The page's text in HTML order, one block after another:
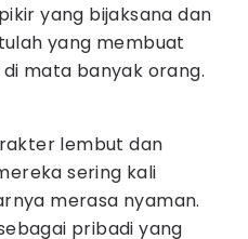
yang bijaksana dan
yang membuat
mata banyak orang.
lembut dan
sering kali
merasa nyaman.
pribadi yang